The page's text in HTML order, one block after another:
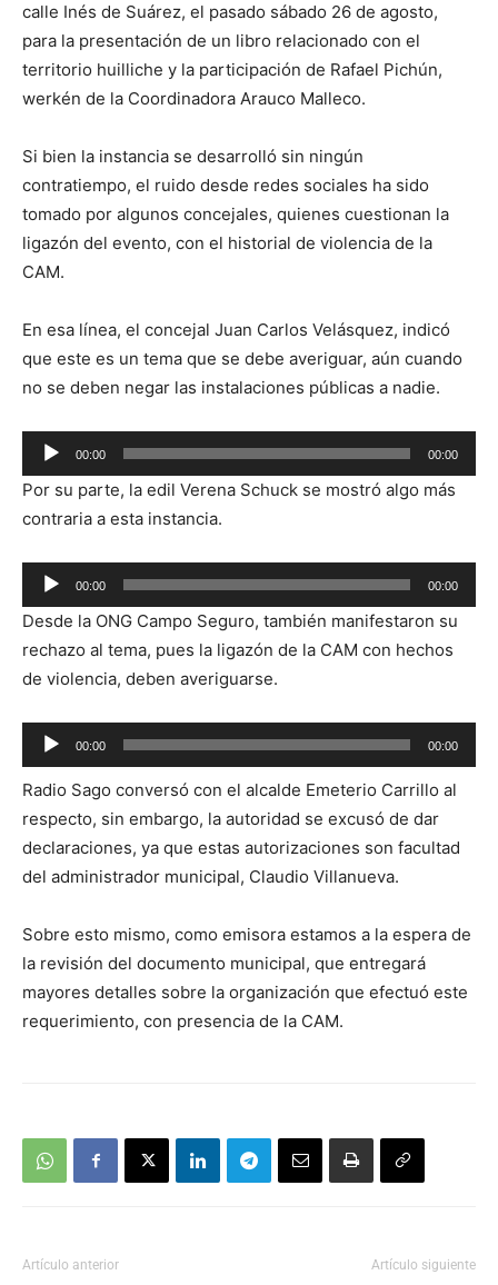
calle Inés de Suárez, el pasado sábado 26 de agosto,
para la presentación de un libro relacionado con el
territorio huilliche y la participación de Rafael Pichún,
werkén de la Coordinadora Arauco Malleco.
Si bien la instancia se desarrolló sin ningún
contratiempo, el ruido desde redes sociales ha sido
tomado por algunos concejales, quienes cuestionan la
ligazón del evento, con el historial de violencia de la
CAM.
En esa línea, el concejal Juan Carlos Velásquez, indicó
que este es un tema que se debe averiguar, aún cuando
no se deben negar las instalaciones públicas a nadie.
Reproductor
de
audio
00:00 00:00
Por su parte, la edil Verena Schuck se mostró algo más
contraria a esta instancia.
Reproductor
de
audio
00:00 00:00
Desde la ONG Campo Seguro, también manifestaron su
rechazo al tema, pues la ligazón de la CAM con hechos
de violencia, deben averiguarse.
Reproductor
de
audio
00:00 00:00
Radio Sago conversó con el alcalde Emeterio Carrillo al
respecto, sin embargo, la autoridad se excusó de dar
declaraciones, ya que estas autorizaciones son facultad
del administrador municipal, Claudio Villanueva.
Sobre esto mismo, como emisora estamos a la espera de
la revisión del documento municipal, que entregará
mayores detalles sobre la organización que efectuó este
requerimiento, con presencia de la CAM.
Artículo anterior Artículo siguiente